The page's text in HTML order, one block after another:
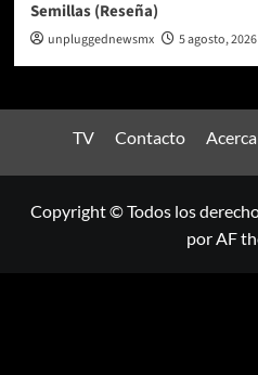
Semillas (Reseña)
unpluggednewsmx 5 agosto, 2026
TV Contacto
Copyright © Todos los
por AF